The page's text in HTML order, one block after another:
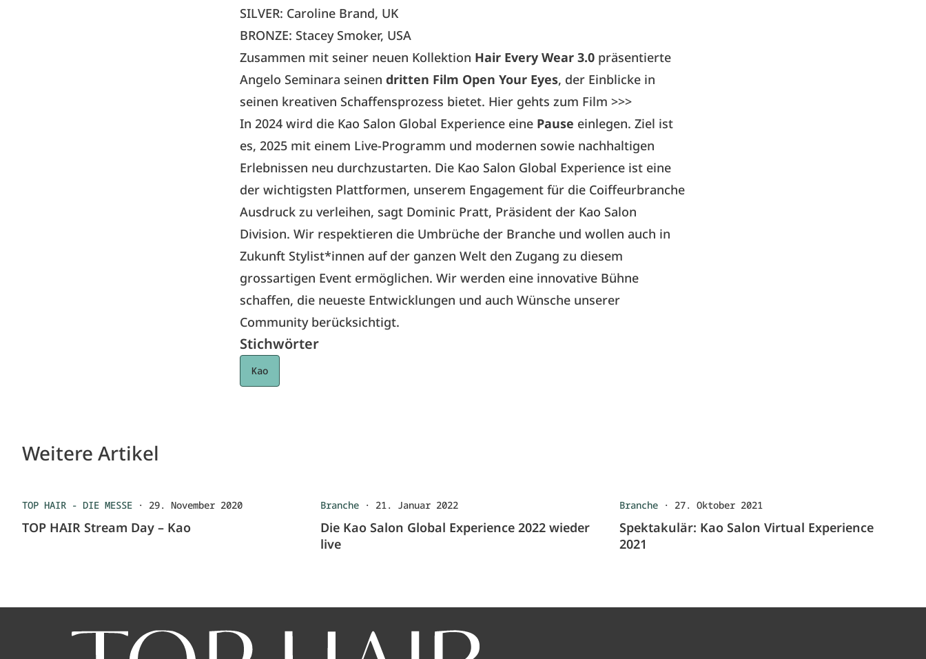
SILVER: Caroline Brand, UK
BRONZE: Stacey Smoker, USA
Zusammen mit seiner neuen Kollektion Hair Every Wear 3.0 präsentierte
Angelo Seminara seinen dritten Film Open Your Eyes, der Einblicke in
seinen kreativen Schaffensprozess bietet. Hier gehts zum Film >>>
In 2024 wird die Kao Salon Global Experience eine Pause einlegen. Ziel ist
es, 2025 mit einem Live-Programm und modernen sowie nachhaltigen
Erlebnissen neu durchzustarten. Die Kao Salon Global Experience ist eine
der wichtigsten Plattformen, unserem Engagement für die Coiffeurbranche
Ausdruck zu verleihen, sagt Dominic Pratt, Präsident der Kao Salon
Division. Wir respektieren die Umbrüche der Branche und wollen auch in
Zukunft Stylist*innen auf der ganzen Welt den Zugang zu diesem
grossartigen Event ermöglichen. Wir werden eine innovative Bühne
schaffen, die neueste Entwicklungen und auch Wünsche unserer
Community berücksichtigt.
Stichwörter
Kao
Weitere Artikel
TOP HAIR - DIE MESSE · 29. November 2020
TOP HAIR Stream Day – Kao
Branche · 21. Januar 2022
Die Kao Salon Global Experience 2022 wieder
live
Branche· 27. Oktober 2021
Spektakulär: Kao Salon Virtual Experience
2021